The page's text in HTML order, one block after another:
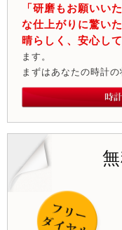
「研磨もお願いい
な仕上がりに驚い
晴らしく、安心し
ます。
まずはあなたの時計の